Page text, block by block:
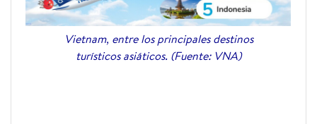
Vietnam, entre los principales destinos
turísticos asiáticos. (Fuente: VNA)